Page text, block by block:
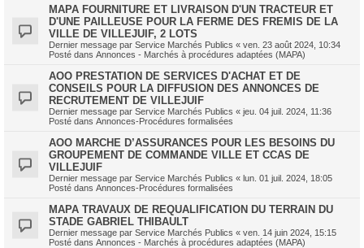
MAPA FOURNITURE ET LIVRAISON D'UN TRACTEUR ET
D'UNE PAILLEUSE POUR LA FERME DES FREMIS DE LA
VILLE DE VILLEJUIF, 2 LOTS
Dernier message par Service Marchés Publics « ven. 23 août 2024, 10:34
Posté dans Annonces - Marchés à procédures adaptées (MAPA)
AOO PRESTATION DE SERVICES D'ACHAT ET DE
CONSEILS POUR LA DIFFUSION DES ANNONCES DE
RECRUTEMENT DE VILLEJUIF
Dernier message par Service Marchés Publics « jeu. 04 juil. 2024, 11:36
Posté dans Annonces-Procédures formalisées
AOO MARCHE D’ASSURANCES POUR LES BESOINS DU
GROUPEMENT DE COMMANDE VILLE ET CCAS DE
VILLEJUIF
Dernier message par Service Marchés Publics « lun. 01 juil. 2024, 18:05
Posté dans Annonces-Procédures formalisées
MAPA TRAVAUX DE REQUALIFICATION DU TERRAIN DU
STADE GABRIEL THIBAULT
Dernier message par Service Marchés Publics « ven. 14 juin 2024, 15:15
Posté dans Annonces - Marchés à procédures adaptées (MAPA)